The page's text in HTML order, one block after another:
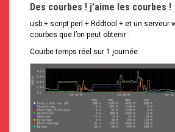
Des courbes ! j’aime les courbes !
usb + script perl + Rddtool + et un serveur
courbes que l’on peut obtenir :
Courbe temps réel sur 1 journée.